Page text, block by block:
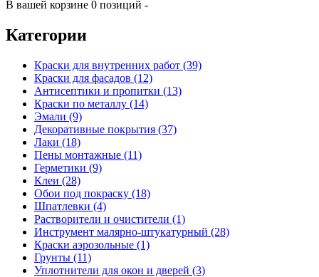
В вашей корзине 0 позиций -
Категории
Краски для внутренних работ (39)
Краски для фасадов (12)
Антисептики и пропитки (13)
Краски по металлу (14)
Эмали (9)
Декоративные покрытия (37)
Лаки (18)
Пены монтажные (11)
Герметики (9)
Клеи (28)
Обои под покраску (18)
Шпатлевки (4)
Растворители и очистители (1)
Инструмент малярно-штукатурный (28)
Краски аэрозольные (1)
Грунты (11)
Уплотнители для окон и дверей (3)